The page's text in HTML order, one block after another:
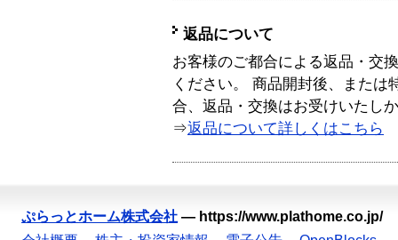
返品について
お客様のご都合による返品・交
ください。 商品開封後、または
合、返品・交換はお受けいたし
⇒返品について詳しくはこちら
ぷらっとホーム株式会社 — https://www.plathome.co.jp/